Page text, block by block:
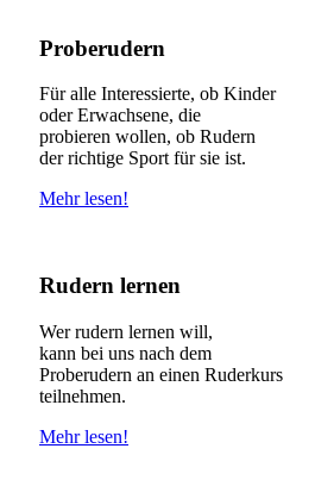
Proberudern
Für alle Interessierte, ob Kinder
oder Erwachsene, die
probieren wollen, ob Rudern
der richtige Sport für sie ist.
Mehr lesen!
Rudern lernen
Wer rudern lernen will,
kann bei uns nach dem
Proberudern an einen Ruderkurs
teilnehmen.
Mehr lesen!